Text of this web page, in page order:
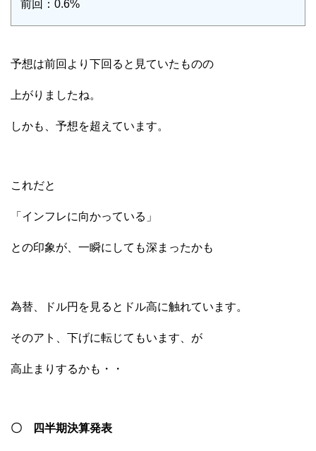
前回：0.6%
予想は前回より下回ると見ていたものの
上がりましたね。
しかも、予想を超えています。
これだと
「インフレに向かっている」
との印象が、一瞬にしても深まったかも
為替、ドル円を見るとドル高に触れています。
そのアト、下げに転じてもいます、が
高止まりするかも・・
〇 四半期決算発表